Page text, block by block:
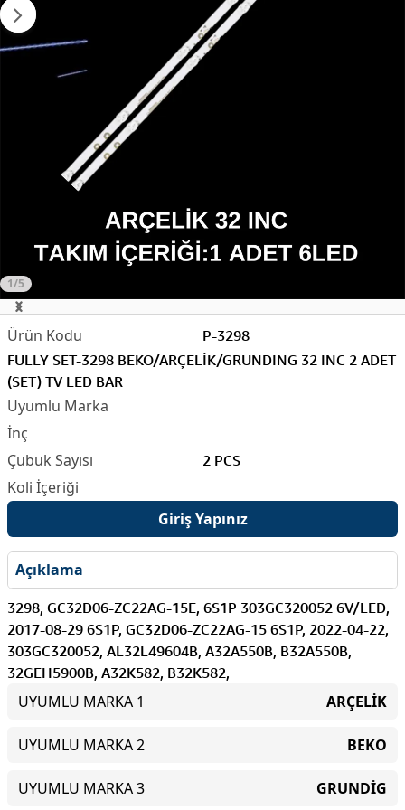
1/5
P-3298
FULLY SET-3298 BEKO/ARÇELİK/GRUNDING 32 INC 2 ADET
(SET) TV LED BAR
2 PCS
Giriş Yapınız
Açıklama
3298, GC32D06-ZC22AG-15E, 6S1P 303GC320052 6V/LED,
2017-08-29 6S1P, GC32D06-ZC22AG-15 6S1P, 2022-04-22,
303GC320052, AL32L49604B, A32A550B, B32A550B,
32GEH5900B, A32K582, B32K582,
UYUMLU MARKA 1 ARÇELİK
UYUMLU MARKA 2 BEKO
UYUMLU MARKA 3 GRUNDİG